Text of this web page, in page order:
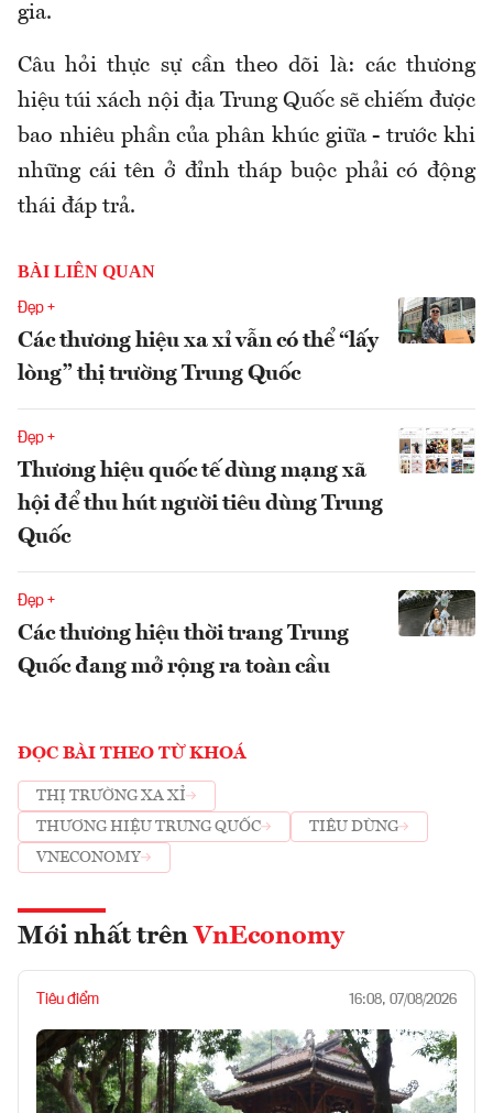
gia.
Câu hỏi thực sự cần theo dõi là: các thương
hiệu túi xách nội địa Trung Quốc sẽ chiếm được
bao nhiêu phần của phân khúc giữa - trước khi
những cái tên ở đỉnh tháp buộc phải có động
thái đáp trả.
BÀI LIÊN QUAN
Đẹp +
Các thương hiệu xa xỉ vẫn có thể “lấy
lòng” thị trường Trung Quốc
Đẹp +
Thương hiệu quốc tế dùng mạng xã
hội để thu hút người tiêu dùng Trung
Quốc
Đẹp +
Các thương hiệu thời trang Trung
Quốc đang mở rộng ra toàn cầu
ĐỌC BÀI THEO TỪ KHOÁ
THỊ TRƯỜNG XA XỈ
THƯƠNG HIỆU TRUNG QUỐC
TIÊU DÙNG
VNECONOMY
Mới nhất trên VnEconomy
Tiêu điểm 16:08, 07/08/2026